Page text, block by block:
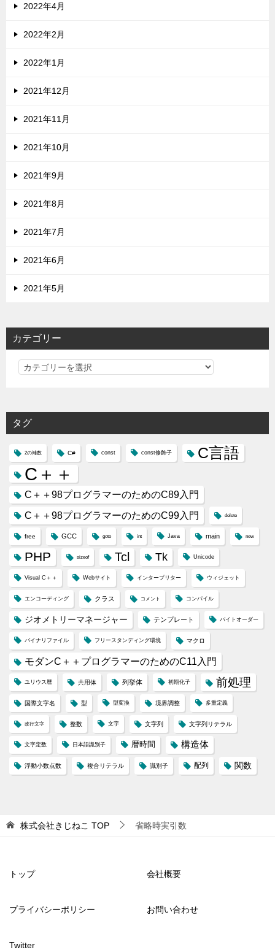
2022年4月
2022年2月
2022年1月
2021年12月
2021年11月
2021年10月
2021年9月
2021年8月
2021年7月
2021年6月
2021年5月
カテゴリー
カ
リ
ー
タグ
2の補数 C# const const修飾子 C言語
C＋＋
C＋＋98プログラマーのためのC89入門
C＋＋98プログラマーのためのC99入門
delete
free GCC goto int Java main new
PHP sizeof Tcl Tk Unicode
Visual C＋＋ Webサイト インタープリター ウィジェット
エンコーディング クラス コメント コンパイル
ジオメトリーマネージャー テンプレート バイトオーダー
バイナリファイル フリースタンディング環境 マクロ
モダンC＋＋プログラマーのためのC11入門
ユリウス暦 共用体 列挙体 初期化子 前処理
国際文字名 型 型変換 境界調整 多重定義
改行文字 整数 文字 文字列 文字列リテラル
文字定数 日本語識別子 暦時間 構造体
浮動小数点数 複合リテラル 識別子 配列 関数
株式会社きじねこ TOP 省略時実引数
トップ 会社概要
プライバシーポリシー お問い合わせ
Twitter